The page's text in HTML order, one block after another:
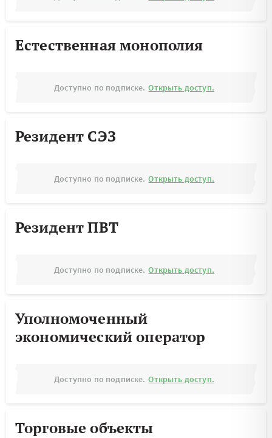
Естественная монополия
Доступно по подписке. Открыть доступ.
Резидент СЭЗ
Доступно по подписке. Открыть доступ.
Резидент ПВТ
Доступно по подписке. Открыть доступ.
Уполномоченный
экономический оператор
Доступно по подписке. Открыть доступ.
Торговые объекты